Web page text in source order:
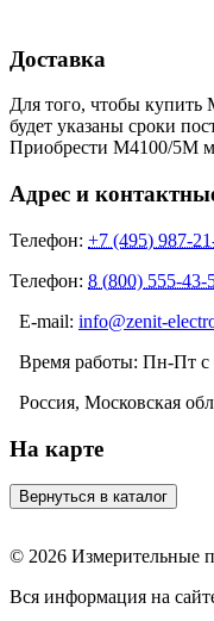
Доставка
Для того, чтобы купить
будет указаны сроки
Приобрести М4100/5М
Адрес и
Телефон: +7 (495) 987-
Телефон: 8 (800) 555-43-
E-mail: info@zenit-
Время работы: Пн-Пт с
Россия, Московская
На карте
© 2026 Измерительные
Вся информация на